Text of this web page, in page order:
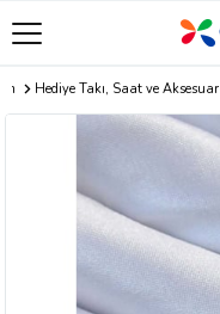
Hediye Takı, Saat ve Aksesuar